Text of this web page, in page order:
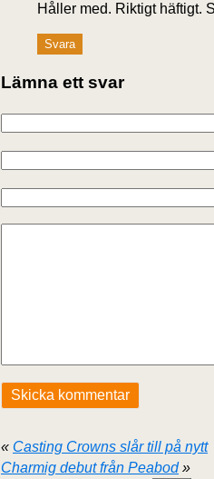
Håller med. Riktigt häftigt.
Svara
Lämna ett svar
« Casting Crowns slår till på nytt
Charmig debut från Peabod»